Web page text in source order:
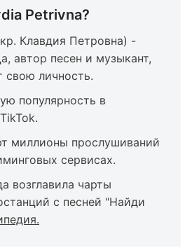
Petrivna?
Клавдия Петровна) -
автор песен и музыкант,
свою личность.
популярность в
миллионы прослушиваний
сервисах.
возглавила чарты
с песней "Найди